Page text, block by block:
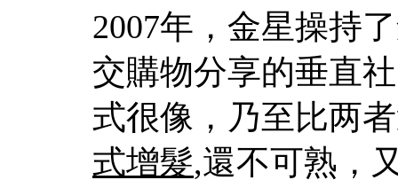
2007年，金星操持
交購物分享的垂直
式很像，乃至比两
式增髮,還不可熟，